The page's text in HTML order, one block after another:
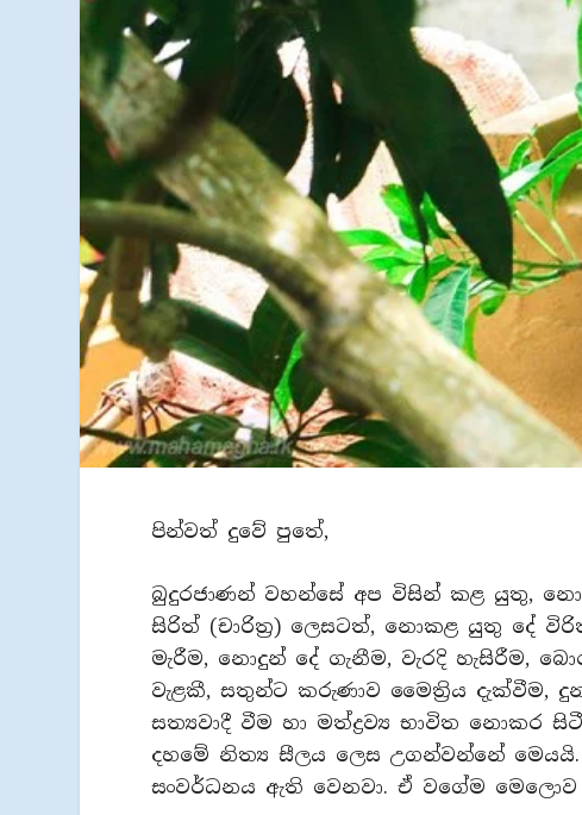
පින්වත් දුවේ පුතේ,
බුදුරජාණන් වහන්සේ අප විසින් කළ යුතු,
සිරිත් (චාරිත්‍ර) ලෙසටත්, නොකළ යුතු දේ
මැරීම, නොදුන් දේ ගැනීම, වැරදි හැසිරීම,
වැළකී, සතුන්ට කරුණාව මෛත්‍රිය දැක්වීම,
සත්‍යවාදී වීම හා මත්ද්‍රව්‍ය භාවිත නොකර
දහමේ නිත්‍ය සීලය ලෙස උගන්වන්නේ මෙයයි.
සංවර්ධනය ඇති වෙනවා. ඒ වගේම